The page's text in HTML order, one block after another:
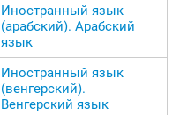
Иностранный язык
(арабский). Арабский
язык
Иностранный язык
(венгерский).
Венгерский язык